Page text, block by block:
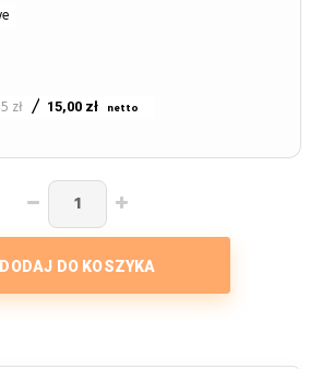
zł 15,00 zł
DODAJ DO KOSZYKA